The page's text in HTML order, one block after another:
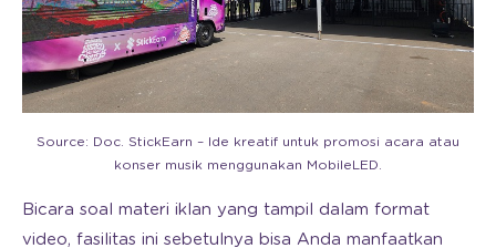
Source: Doc. StickEarn – Ide kreatif untuk promosi acara atau
konser musik menggunakan MobileLED.
Bicara soal materi iklan yang tampil dalam format
video, fasilitas ini sebetulnya bisa Anda manfaatkan